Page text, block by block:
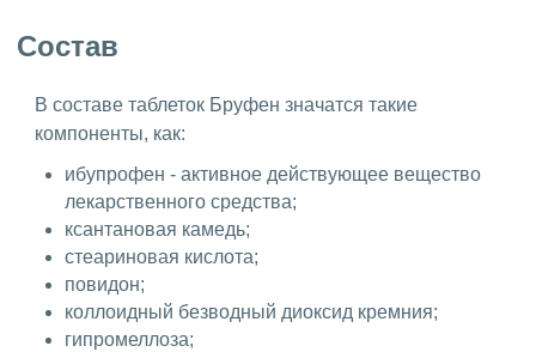
Состав
В составе таблеток Бруфен значатся такие
компоненты, как:
ибупрофен - активное действующее вещество
лекарственного средства;
ксантановая камедь;
стеариновая кислота;
повидон;
коллоидный безводный диоксид кремния;
гипромеллоза;